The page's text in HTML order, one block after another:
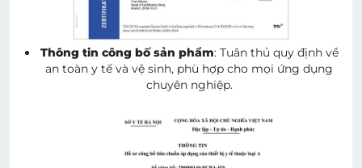
Thông tin công bố sản phẩm: Tuân thủ quy định về
an toàn y tế và vệ sinh, phù hợp cho mọi ứng dụng
chuyên nghiệp.